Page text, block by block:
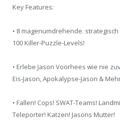
Key Features:
• 8 magenumdrehende.
100 Killer-Puzzle-Levels!
• Erlebe Jason Voorhees wie nie
Eis-Jason, Apokalypse-Jason &
• Fallen! Cops! SWAT-Teams!
Teleporter! Katzen! Jasons Mutter!